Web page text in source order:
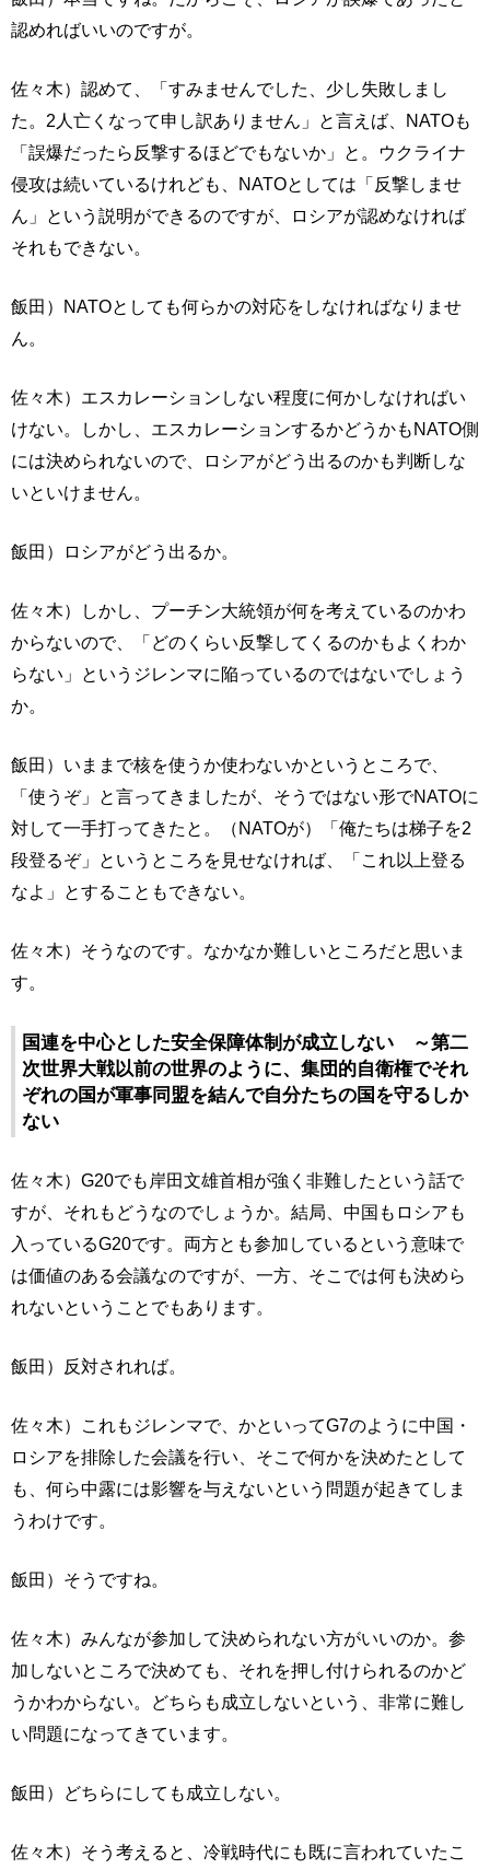
認めればいいのですが。
佐々木）認めて、「すみませんでした、少し失敗しまし
た。2人亡くなって申し訳ありません」と言えば、NATOも
「誤爆だったら反撃するほどでもないか」と。ウクライナ
侵攻は続いているけれども、NATOとしては「反撃しませ
ん」という説明ができるのですが、ロシアが認めなければ
それもできない。
飯田）NATOとしても何らかの対応をしなければなりませ
ん。
佐々木）エスカレーションしない程度に何かしなければい
けない。しかし、エスカレーションするかどうかもNATO側
には決められないので、ロシアがどう出るのかも判断しな
いといけません。
飯田）ロシアがどう出るか。
佐々木）しかし、プーチン大統領が何を考えているのかわ
からないので、「どのくらい反撃してくるのかもよくわか
らない」というジレンマに陥っているのではないでしょう
か。
飯田）いままで核を使うか使わないかというところで、
「使うぞ」と言ってきましたが、そうではない形でNATOに
対して一手打ってきたと。（NATOが）「俺たちは梯子を2
段登るぞ」というところを見せなければ、「これ以上登る
なよ」とすることもできない。
佐々木）そうなのです。なかなか難しいところだと思いま
す。
国連を中心とした安全保障体制が成立しない ～第二
次世界大戦以前の世界のように、集団的自衛権でそれ
ぞれの国が軍事同盟を結んで自分たちの国を守るしか
ない
佐々木）G20でも岸田文雄首相が強く非難したという話で
すが、それもどうなのでしょうか。結局、中国もロシアも
入っているG20です。両方とも参加しているという意味で
は価値のある会議なのですが、一方、そこでは何も決めら
れないということでもあります。
飯田）反対されれば。
佐々木）これもジレンマで、かといってG7のように中国・
ロシアを排除した会議を行い、そこで何かを決めたとして
も、何ら中露には影響を与えないという問題が起きてしま
うわけです。
飯田）そうですね。
佐々木）みんなが参加して決められない方がいいのか。参
加しないところで決めても、それを押し付けられるのかど
うかわからない。どちらも成立しないという、非常に難し
い問題になってきています。
飯田）どちらにしても成立しない。
佐々木）そう考えると、冷戦時代にも既に言われていたこ